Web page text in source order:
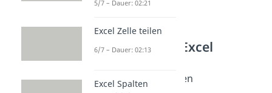
Weitere Inhalte: Excel
Formatierung in Excel
Excel Diagramm erstellen
5/7 – Dauer: 02:21
Excel Zelle teilen
6/7 – Dauer: 02:13
Excel Spalten